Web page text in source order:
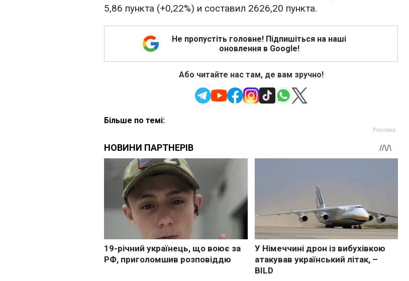
5,86 пункта (+0,22%) и составил 2626,20 пункта.
Не пропустіть головне! Підпишіться на наші
оновлення в Google!
Або читайте нас там, де вам зручно!
Більше по темі: